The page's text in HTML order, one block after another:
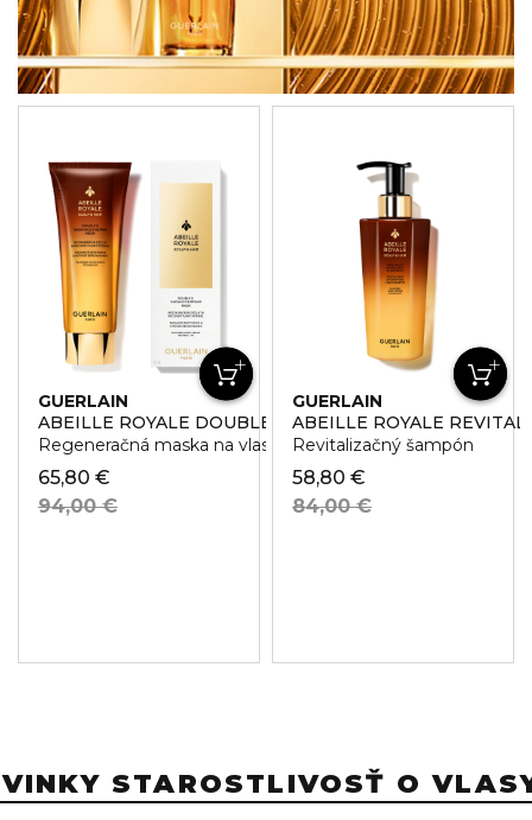
GUERLAIN
ABEILLE ROYALE DOUBLE R RADIANCE & REPAIR
Regeneračná maska na vlasy
65,80 €
94,00 €
GUERLAIN
ABEILLE ROYALE
Revitalizačný šampón
58,80 €
84,00 €
STAROSTLIVOSŤ O